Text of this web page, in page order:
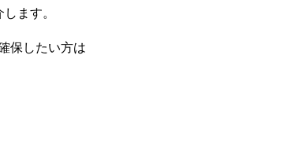
ます。
保したい方は